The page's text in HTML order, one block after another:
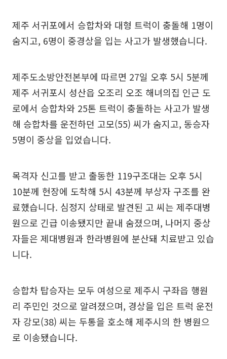
제주 서귀포에서 승합차와 대형 트럭이 충돌해 1명이
숨지고, 6명이 중경상을 입는 사고가 발생했습니다.
제주도소방안전본부에 따르면 27일 오후 5시 5분께
제주 서귀포시 성산읍 오조리 오조 해녀의집 인근 도
로에서 승합차와 25톤 트럭이 충돌하는 사고가 발생
해 승합차를 운전하던 고모(55) 씨가 숨지고, 동승자
5명이 중상을 입었습니다.
목격자 신고를 받고 출동한 119구조대는 오후 5시
10분께 현장에 도착해 5시 43분께 부상자 구조를 완
료했습니다. 심정지 상태로 발견된 고 씨는 제주대병
원으로 긴급 이송됐지만 끝내 숨졌으며, 나머지 중상
자들은 제대병원과 한라병원에 분산돼 치료받고 있습
니다.
승합차 탑승자는 모두 여성으로 제주시 구좌읍 행원
리 주민인 것으로 알려졌으며, 경상을 입은 트럭 운전
자 강모(38) 씨는 두통을 호소해 제주시의 한 병원으
로 이송됐습니다.